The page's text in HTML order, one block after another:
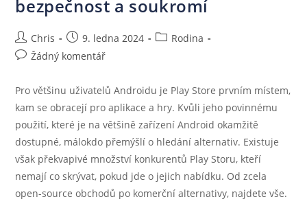
bezpečnost a soukromí
Chris 9. ledna 2024
Rodina
Žádný komentář
Pro většinu uživatelů Androidu je Play Store prvním místem,
kam se obracejí pro aplikace a hry. Kvůli jeho povinnému
použití, které je na většině zařízení Android okamžitě
dostupné, málokdo přemýšlí o hledání alternativ. Existuje
však překvapivé množství konkurentů Play Storu, kteří
nemají co skrývat, pokud jde o jejich nabídku. Od zcela
open-source obchodů po komerční alternativy, najdete vše.